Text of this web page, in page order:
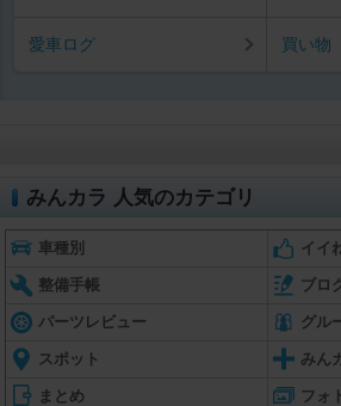
愛車ログ 買い物
みんカラ 人気のカテゴリ
車種別 イイ
整備手帳 ブロ
パーツレビュー グル
スポット みん
まとめ フォ